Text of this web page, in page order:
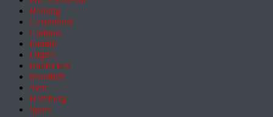
Bildung
Gesundheit
Campus
Familie
Digital
Entdecken
Mobilität
Sinn
Hamburg
Sport